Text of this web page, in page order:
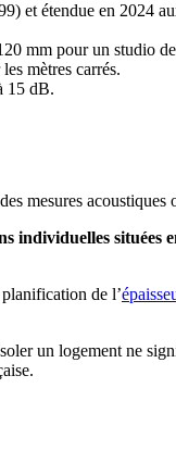
et étendue en 2024
mm pour un studio
mètres carrés.
15 dB.
mesures acoustiques
individuelles situées
de l’
un logement ne